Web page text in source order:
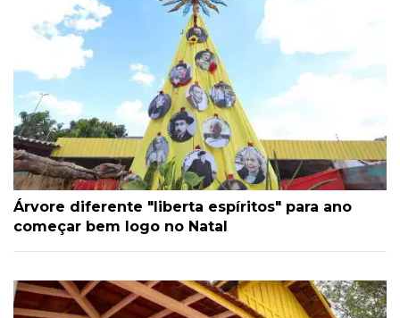
Árvore diferente "liberta espíritos" para ano
começar bem logo no Natal